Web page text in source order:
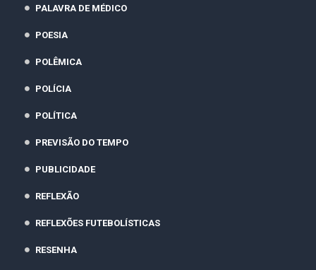
PALAVRA DE MÉDICO
POESIA
POLÊMICA
POLÍCIA
POLÍTICA
PREVISÃO DO TEMPO
PUBLICIDADE
REFLEXÃO
REFLEXÕES FUTEBOLÍSTICAS
RESENHA